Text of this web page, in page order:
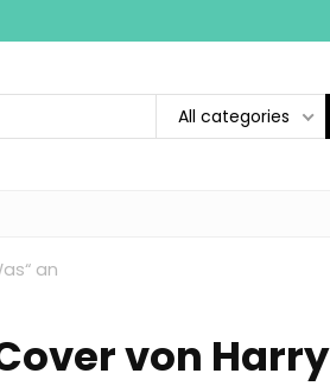
All categories
an
von Harry